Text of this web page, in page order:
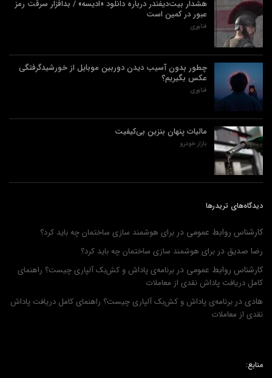
هشدار بیت‌دیفندر درباره دانلود «ادیسه» / بدافزار سرقت رمز
عبور در کمین است
فناوری
چطور بدون آسیب دیدن دوربین موبایل از خورشیدگرفتگی
عکس بگیریم؟
فناوری
مالیات پنهان بنزین بی‌کیفیت
بازار خودرو
دیدگاه‌های تریدرها
کارشناس روابط عمومی در برای هوشمند سازی ساختمان چه باید کرد؟
رضا صدیق در برای هوشمند سازی ساختمان چه باید کرد؟
کارشناس روابط عمومی در برنامه‌ی پاداش و کش‌بک آلپاری چیست؟ راهنمای
کامل دریافت پاداش نقدی از معاملات
هادی در برنامه‌ی پاداش و کش‌بک آلپاری چیست؟ راهنمای کامل دریافت پاداش
نقدی از معاملات
منابع: